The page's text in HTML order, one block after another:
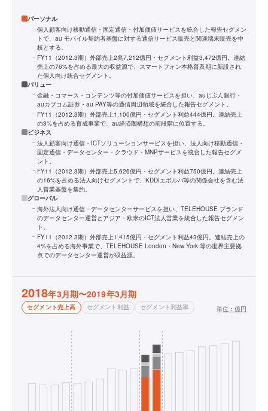
パーソナル
個人顧客向け移動通信・固定通信・付加価値サービスを統合した報告セグメン
トで、au モバイル契約者基盤に対する通信サービス販売と関連端末販売を中
核とする。
FY11（2012.3期）外部売上2兆7,212億円・セグメント利益3,472億円。連結
売上の76%を占める最大の収益源で、スマートフォン本格普及期に新設され
た個人向け統合セグメント。
バリュー
金融・コマース・コンテンツ等の付加価値サービスを担い、auじぶん銀行・
auカブコム証券・au PAY等の通信周辺領域を統合した報告セグメント。
FY11（2012.3期）外部売上1,100億円・セグメント利益444億円。連結売上
の3%を占める育成事業で、au経済圏構想の前段階に位置する。
ビジネス
法人顧客向け通信・ICTソリューションサービスを担い、法人向け移動通信・
固定通信・データセンター・クラウド・MNPサービスを統合した報告セグメ
ント。
FY11（2012.3期）外部売上5,626億円・セグメント利益750億円。連結売上
の16%を占める法人向けセグメントで、KDDIエボルバ等の関係会社を含む法
人営業基盤を集約。
グローバル
海外法人向け通信・データセンターサービスを担い、TELEHOUSE ブランド
のデータセンター運営とアジア・欧米のICT法人営業を統合した報告セグメン
ト。
FY11（2012.3期）外部売上1,415億円・セグメント利益43億円。連結売上の
4%を占める海外事業で、TELEHOUSE London・New York 等の世界主要拠
点でのデータセンター運営が収益源。
2018年3月期〜2019年3月期
セグメント売上高 セグメント利益 セグメント利益率 単位： 億円